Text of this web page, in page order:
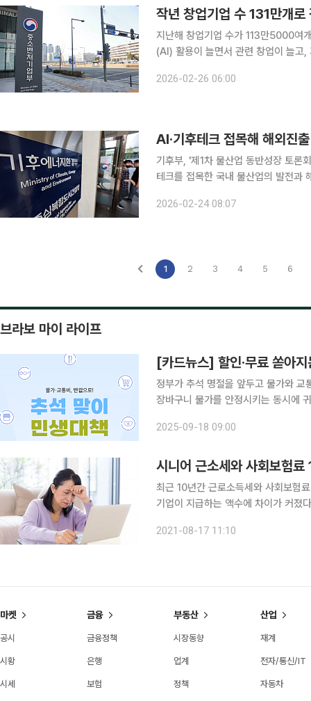
작년 창업기업 수 131만개
지난해 창업기업 수가 113만5000여
(AI) 활용이 늘면서 관련 창업이 늘고
한 ‘2025년 연간 창업기업동향’에서
2026-02-26 06:00
AI·기후테크 접목해 해외진
기후부, '제1차 물산업 동반성장 토론회' 개최 민관 전문가들이 한자리에 모여 인공
테크를 접목한 국내 물산업의 발전과 해외 진출 확
선도하기 위한 '물산업 동반성장 토론
2026-02-24 08:07
1 2 3 4 5 6
브라보 마이 라이프
[카드뉴스] 할인·무료 쏟아
정부가 추석 명절을 앞두고 물가와
장바구니 물가를 안정시키는 동시에
자세한 내용은 카드뉴스로 확인할 수
2025-09-18 09:00
시니어 근소세와 사회보험
최근 10년간 근로소득세와 사회보험
기업이 지급하는 액수에 차이가 커졌다는 분석이 나왔다. 특히
임금을 받게 된 시니어들이 오른 소득
2021-08-17 11:10
마켓
공시
시황
시세
금융
금융정책
은행
보험
부동산
시장동향
업계
정책
산업
재계
전자/통신/IT
자동차